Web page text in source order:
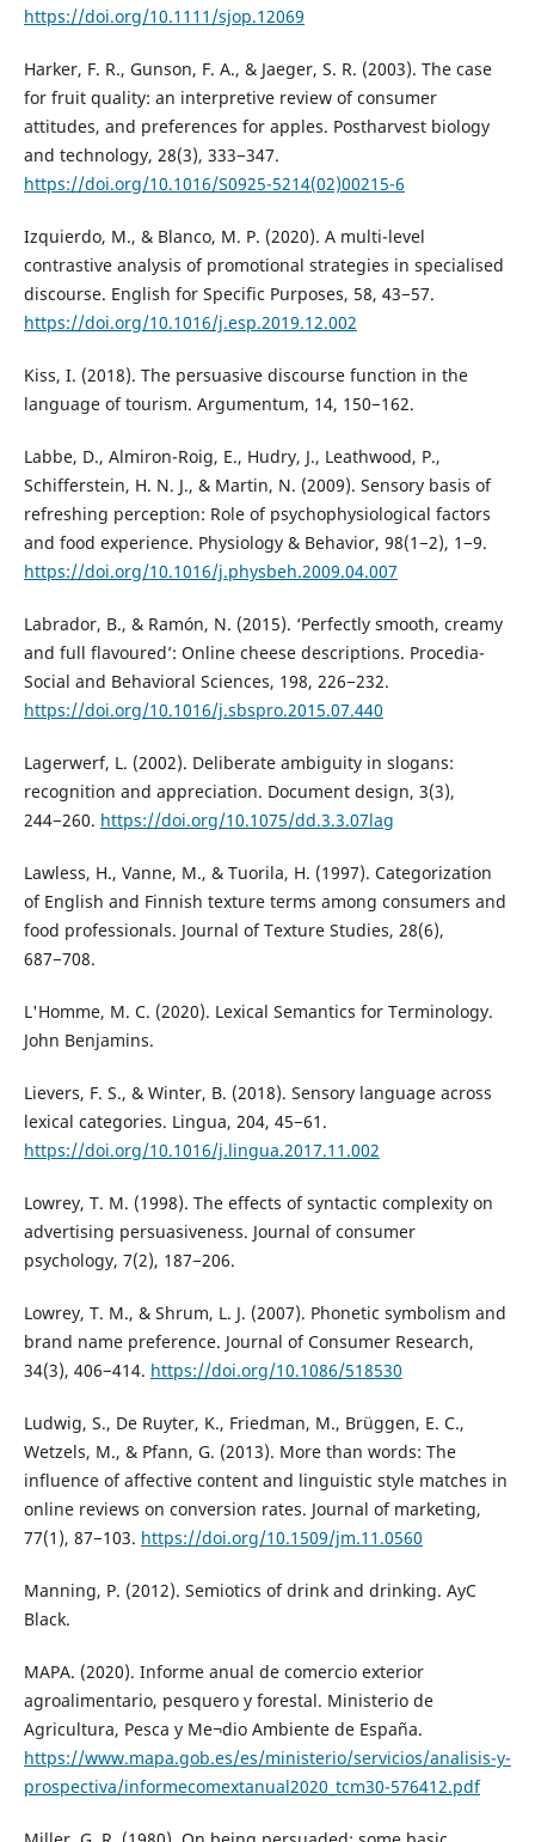
https://doi.org/10.1111/sjop.12069
Harker, F. R., Gunson, F. A., & Jaeger, S. R. (2003). The case
for fruit quality: an interpretive review of consumer
attitudes, and preferences for apples. Postharvest biology
and technology, 28(3), 333−347.
https://doi.org/10.1016/S0925-5214(02)00215-6
Izquierdo, M., & Blanco, M. P. (2020). A multi-level
contrastive analysis of promotional strategies in specialised
discourse. English for Specific Purposes, 58, 43−57.
https://doi.org/10.1016/j.esp.2019.12.002
Kiss, I. (2018). The persuasive discourse function in the
language of tourism. Argumentum, 14, 150−162.
Labbe, D., Almiron-Roig, E., Hudry, J., Leathwood, P.,
Schifferstein, H. N. J., & Martin, N. (2009). Sensory basis of
refreshing perception: Role of psychophysiological factors
and food experience. Physiology & Behavior, 98(1−2), 1−9.
https://doi.org/10.1016/j.physbeh.2009.04.007
Labrador, B., & Ramón, N. (2015). ‘Perfectly smooth, creamy
and full flavoured’: Online cheese descriptions. Procedia-
Social and Behavioral Sciences, 198, 226−232.
https://doi.org/10.1016/j.sbspro.2015.07.440
Lagerwerf, L. (2002). Deliberate ambiguity in slogans:
recognition and appreciation. Document design, 3(3),
244−260. https://doi.org/10.1075/dd.3.3.07lag
Lawless, H., Vanne, M., & Tuorila, H. (1997). Categorization
of English and Finnish texture terms among consumers and
food professionals. Journal of Texture Studies, 28(6),
687−708.
L'Homme, M. C. (2020). Lexical Semantics for Terminology.
John Benjamins.
Lievers, F. S., & Winter, B. (2018). Sensory language across
lexical categories. Lingua, 204, 45−61.
https://doi.org/10.1016/j.lingua.2017.11.002
Lowrey, T. M. (1998). The effects of syntactic complexity on
advertising persuasiveness. Journal of consumer
psychology, 7(2), 187−206.
Lowrey, T. M., & Shrum, L. J. (2007). Phonetic symbolism and
brand name preference. Journal of Consumer Research,
34(3), 406−414. https://doi.org/10.1086/518530
Ludwig, S., De Ruyter, K., Friedman, M., Brüggen, E. C.,
Wetzels, M., & Pfann, G. (2013). More than words: The
influence of affective content and linguistic style matches in
online reviews on conversion rates. Journal of marketing,
77(1), 87−103. https://doi.org/10.1509/jm.11.0560
Manning, P. (2012). Semiotics of drink and drinking. AyC
Black.
MAPA. (2020). Informe anual de comercio exterior
agroalimentario, pesquero y forestal. Ministerio de
Agricultura, Pesca y Me¬dio Ambiente de España.
https://www.mapa.gob.es/es/ministerio/servicios/analisis-y-
prospectiva/informecomextanual2020_tcm30-576412.pdf